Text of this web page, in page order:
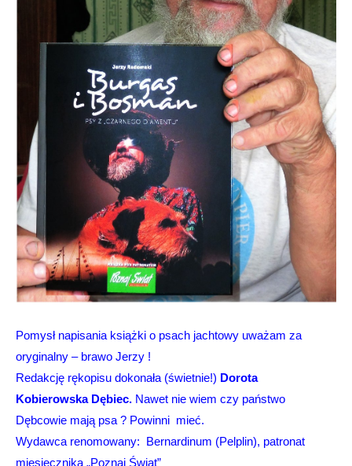
Pomysł napisania książki o psach jachtowy uważam za
oryginalny – brawo Jerzy !
Redakcję rękopisu dokonała (świetnie!) Dorota
Kobierowska Dębiec. Nawet nie wiem czy państwo
Dębcowie mają psa ? Powinni mieć.
Wydawca renomowany: Bernardinum (Pelplin), patronat
miesięcznika „Poznaj Świat”